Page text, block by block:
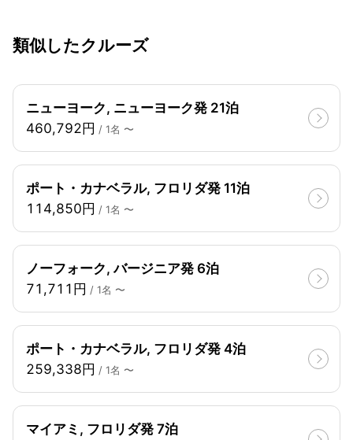
類似したクルーズ
ニューヨーク, ニューヨーク発 21泊
460,792円 / 1名 〜
ポート・カナベラル, フロリダ発 11泊
114,850円 / 1名 〜
ノーフォーク, バージニア発 6泊
71,711円 / 1名 〜
ポート・カナベラル, フロリダ発 4泊
259,338円 / 1名 〜
マイアミ, フロリダ発 7泊